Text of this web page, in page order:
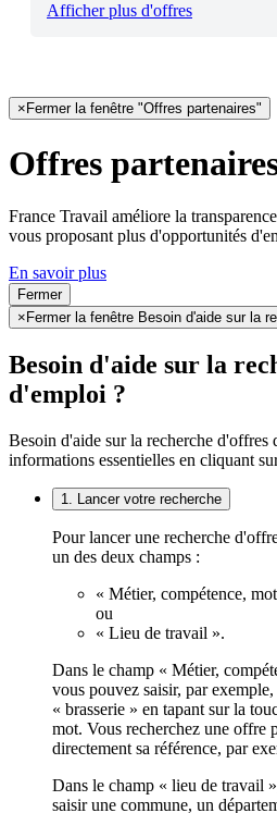
Afficher plus d'offres
× Fermer la fenêtre "Offres partenaires"
Offres
France Travail améliore la
vous proposant plus d'opportunités
En savoir plus
Fermer
× Fermer la fenêtre Besoin d'aide sur la
Besoin d'aide sur la
d'emploi ?
Besoin d'aide sur la recherche d'offres
informations essentielles en cliquant
1. Lancer votre recherche
Pour lancer une recherche
un des deux champs :
« Métier, compétence,
ou
« Lieu de travail ».
Dans le champ « Métier,
vous pouvez saisir, par
« brasserie » en tapant sur la
mot. Vous recherchez une offre
directement sa référence, par
Dans le champ « lieu de travail
saisir une commune, un